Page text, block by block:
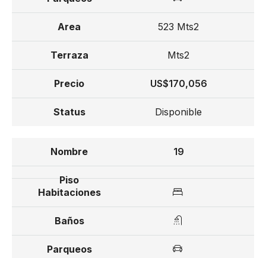
523 Mts2
Mts2
US$170,056
Disponible
19